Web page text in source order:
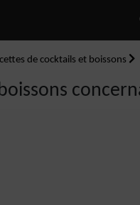
de cocktails et boissons